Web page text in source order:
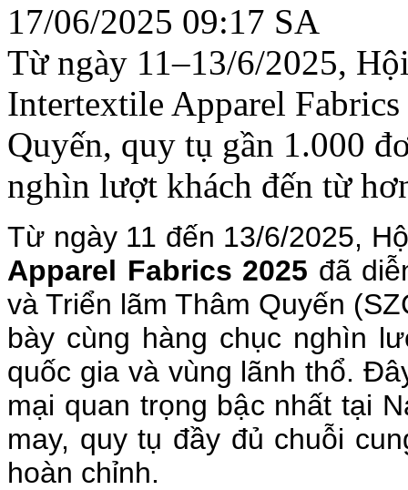
17/06/2025 09:17 SA
Từ ngày 11–13/6/2025,
Intertextile Apparel
Quyến, quy tụ gần 1.000
nghìn lượt khách đến từ
Từ ngày 11 đến 13/6/2025,
Apparel Fabrics 2025 đã
và Triển lãm Thâm Quyến
bày cùng hàng chục nghìn
quốc gia và vùng lãnh thổ.
mại quan trọng bậc nhất tại
may, quy tụ đầy đủ chuỗi
hoàn chỉnh.